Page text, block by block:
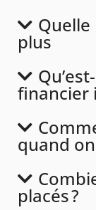
plus
financier
quand
placés ?